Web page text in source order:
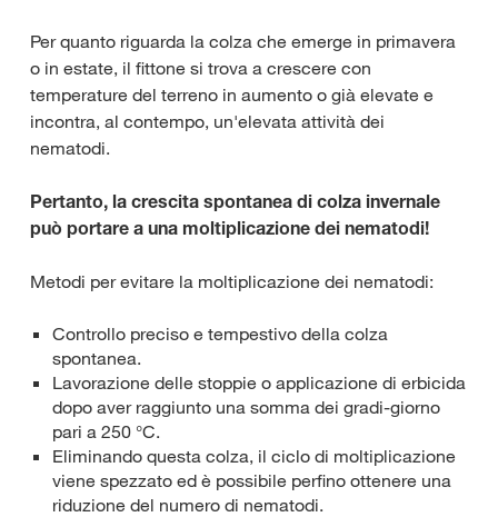
Per quanto riguarda la colza che emerge in primavera
o in estate, il fittone si trova a crescere con
temperature del terreno in aumento o già elevate e
incontra, al contempo, un'elevata attività dei
nematodi.
Pertanto, la crescita spontanea di colza invernale
può portare a una moltiplicazione dei nematodi!
Metodi per evitare la moltiplicazione dei nematodi:
Controllo preciso e tempestivo della colza
spontanea.
Lavorazione delle stoppie o applicazione di erbicida
dopo aver raggiunto una somma dei gradi-giorno
pari a 250 °C.
Eliminando questa colza, il ciclo di moltiplicazione
viene spezzato ed è possibile perfino ottenere una
riduzione del numero di nematodi.